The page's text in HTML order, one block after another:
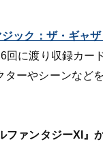
ジック：ザ・ギャ
に渡り収録カー
ーやシーンなど
ァンタジーXI』